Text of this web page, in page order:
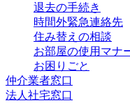
退去の手続き
時間外緊急連絡先
住み替えの相談
お部屋の使用マナ
お困りごと
仲介業者窓口
法人社宅窓口